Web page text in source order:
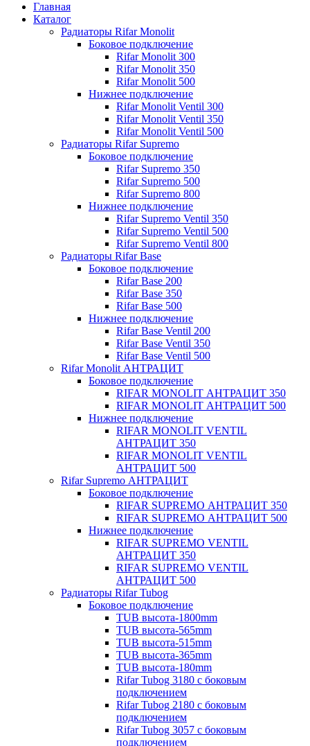
Главная
Каталог
Радиаторы Rifar Monolit
Боковое подключение
Rifar Monolit 300
Rifar Monolit 350
Rifar Monolit 500
Нижнее подключение
Rifar Monolit Ventil 300
Rifar Monolit Ventil 350
Rifar Monolit Ventil 500
Радиаторы Rifar Supremo
Боковое подключение
Rifar Supremo 350
Rifar Supremo 500
Rifar Supremo 800
Нижнее подключение
Rifar Supremo Ventil 350
Rifar Supremo Ventil 500
Rifar Supremo Ventil 800
Радиаторы Rifar Base
Боковое подключение
Rifar Base 200
Rifar Base 350
Rifar Base 500
Нижнее подключение
Rifar Base Ventil 200
Rifar Base Ventil 350
Rifar Base Ventil 500
Rifar Monolit АНТРАЦИТ
Боковое подключение
RIFAR MONOLIT АНТРАЦИТ 350
RIFAR MONOLIT АНТРАЦИТ 500
Нижнее подключение
RIFAR MONOLIT VENTIL
АНТРАЦИТ 350
RIFAR MONOLIT VENTIL
АНТРАЦИТ 500
Rifar Supremo АНТРАЦИТ
Боковое подключение
RIFAR SUPREMO АНТРАЦИТ 350
RIFAR SUPREMO АНТРАЦИТ 500
Нижнее подключение
RIFAR SUPREMO VENTIL
АНТРАЦИТ 350
RIFAR SUPREMO VENTIL
АНТРАЦИТ 500
Радиаторы Rifar Tubog
Боковое подключение
TUB высота-1800mm
TUB высота-565mm
TUB высота-515mm
TUB высота-365mm
TUB высота-180mm
Rifar Tubog 3180 с боковым
подключением
Rifar Tubog 2180 с боковым
подключением
Rifar Tubog 3057 с боковым
подключением